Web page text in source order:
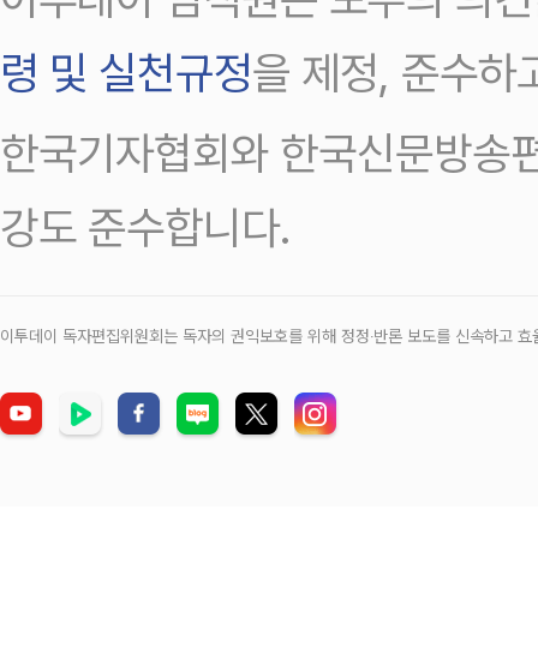
령 및 실천규정을 제정, 준수하
한국기자협회와 한국신문방송
강도 준수합니다.
이투데이 독자편집위원회는 독자의 권익보호를 위해 정정‧반론 보도를 신속하고